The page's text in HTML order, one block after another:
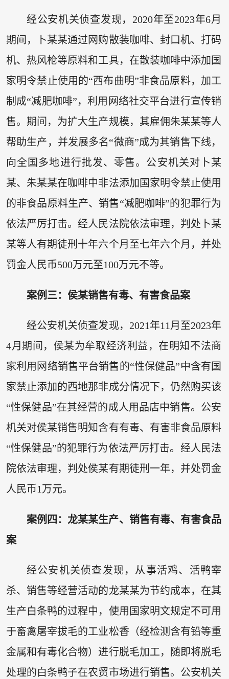
经公安机关侦查发现，2020年至2023年6月
期间，卜某某通过网购散装咖啡、封口机、打码
机、热风枪等原料和工具，在散装咖啡中添加国
家明令禁止使用的“西布曲明”非食品原料，加工
制成“减肥咖啡”，利用网络社交平台进行宣传销
售。期间，为扩大生产规模，其雇佣朱某某等人
帮助生产，并发展多名“微商”成为其销售下线，
向全国多地进行批发、零售。公安机关对卜某
某、朱某某在咖啡中非法添加国家明令禁止使用
的非食品原料生产、销售“减肥咖啡”的犯罪行为
依法严厉打击。经人民法院依法审理，判处卜某
某等人有期徒刑十年六个月至七年六个月，并处
罚金人民币500万元至100万元不等。
案例三：侯某销售有毒、有害食品案
经公安机关侦查发现，2021年11月至2023年
4月期间，侯某为牟取经济利益，在明知不法商
家利用网络销售平台销售的“性保健品”中含有国
家禁止添加的西地那非成分情况下，仍然购买该
“性保健品”在其经营的成人用品店中销售。公安
机关对侯某销售明知含有有毒、有害非食品原料
“性保健品”的犯罪行为依法严厉打击。经人民法
院依法审理，判处侯某有期徒刑一年，并处罚金
人民币1万元。
案例四：龙某某生产、销售有毒、有害食品
案
经公安机关侦查发现，从事活鸡、活鸭宰
杀、销售等经营活动的龙某某为节约成本，在其
生产白条鸭的过程中，使用国家明文规定不可用
于畜禽屠宰拔毛的工业松香（经检测含有铅等重
金属和有毒化合物）进行脱毛加工，随即将脱毛
处理的白条鸭子在农贸市场进行销售。公安机关